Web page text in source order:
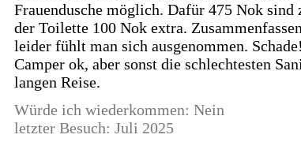
Frauendusche möglich. Dafür 475 Nok sind
der Toilette 100 Nok extra.
leider fühlt man sich ausgenommen.
Camper ok, aber sonst die schlechtesten
langen Reise.
Würde ich wiederkommen: Nein
letzter Besuch: Juli 2025